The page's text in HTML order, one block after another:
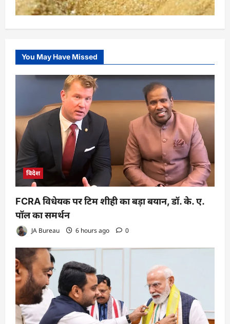
You May Have Missed
विदेश
FCRA विधेयक पर टिम शीही का बड़ा बयान, डॉ. के. ए.
पॉल का समर्थन
JA Bureau 6 hours ago 0